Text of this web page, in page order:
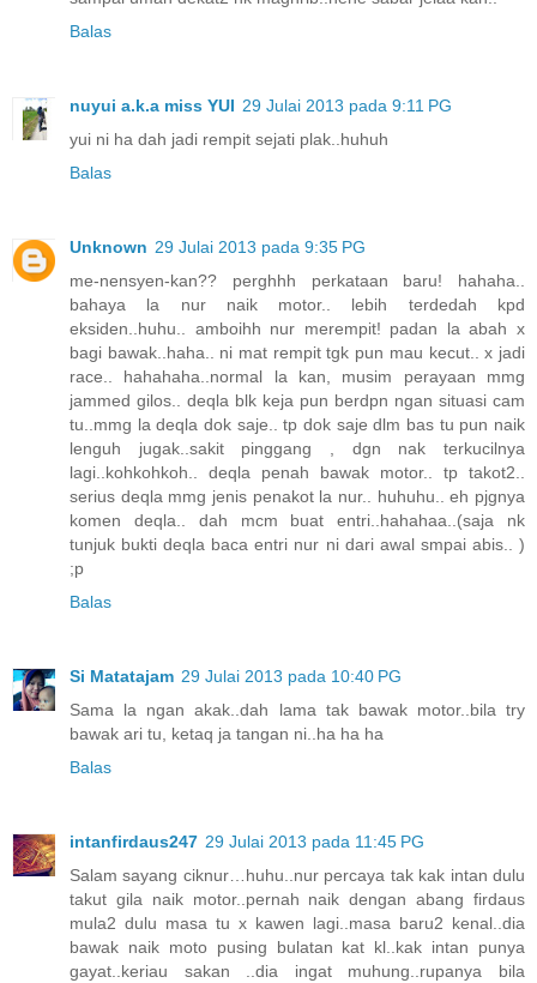
Balas
nuyui a.k.a miss YUI 29 Julai 2013 pada 9:11 PG
yui ni ha dah jadi rempit sejati plak..huhuh
Balas
Unknown 29 Julai 2013 pada 9:35 PG
me-nensyen-kan?? perghhh perkataan baru! hahaha..
bahaya la nur naik motor.. lebih terdedah kpd
eksiden..huhu.. amboihh nur merempit! padan la abah x
bagi bawak..haha.. ni mat rempit tgk pun mau kecut.. x jadi
race.. hahahaha..normal la kan, musim perayaan mmg
jammed gilos.. deqla blk keja pun berdpn ngan situasi cam
tu..mmg la deqla dok saje.. tp dok saje dlm bas tu pun naik
lenguh jugak..sakit pinggang , dgn nak terkucilnya
lagi..kohkohkoh.. deqla penah bawak motor.. tp takot2..
serius deqla mmg jenis penakot la nur.. huhuhu.. eh pjgnya
komen deqla.. dah mcm buat entri..hahahaa..(saja nk
tunjuk bukti deqla baca entri nur ni dari awal smpai abis.. )
;p
Balas
Si Matatajam 29 Julai 2013 pada 10:40 PG
Sama la ngan akak..dah lama tak bawak motor..bila try
bawak ari tu, ketaq ja tangan ni..ha ha ha
Balas
intanfirdaus247 29 Julai 2013 pada 11:45 PG
Salam sayang ciknur…huhu..nur percaya tak kak intan dulu
takut gila naik motor..pernah naik dengan abang firdaus
mula2 dulu masa tu x kawen lagi..masa baru2 kenal..dia
bawak naik moto pusing bulatan kat kl..kak intan punya
gayat..keriau sakan ..dia ingat muhung..rupanya bila